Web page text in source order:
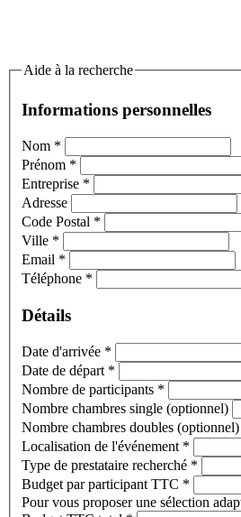
Aide à la recherche
Informations personnelles
Nom *
Prénom *
Entreprise *
Adresse
Code Postal *
Ville *
Email *
Téléphone *
Détails
Date d'arrivée *
Date de départ *
Nombre de participants *
Nombre chambres single (optionnel)
Nombre chambres doubles (optionnel)
Localisation de l'événement *
Type de prestataire recherché *
Budget par participant TTC *
Pour vous proposer une sélection